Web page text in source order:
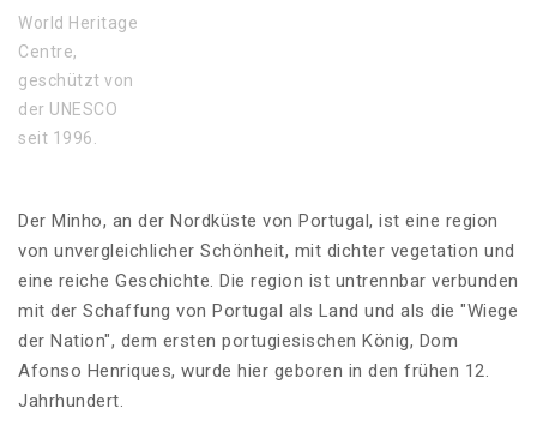
World Heritage
Centre,
geschützt von
der UNESCO
seit 1996.
Der Minho, an der Nordküste von Portugal, ist eine region
von unvergleichlicher Schönheit, mit dichter vegetation und
eine reiche Geschichte. Die region ist untrennbar verbunden
mit der Schaffung von Portugal als Land und als die "Wiege
der Nation", dem ersten portugiesischen König, Dom
Afonso Henriques, wurde hier geboren in den frühen 12.
Jahrhundert.